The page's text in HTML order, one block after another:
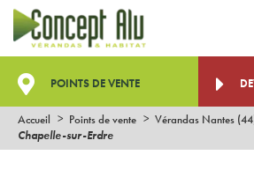
POINTS DE VENTE
Accueil Points de vente Vérandas Nantes
Chapelle-sur-Erdre